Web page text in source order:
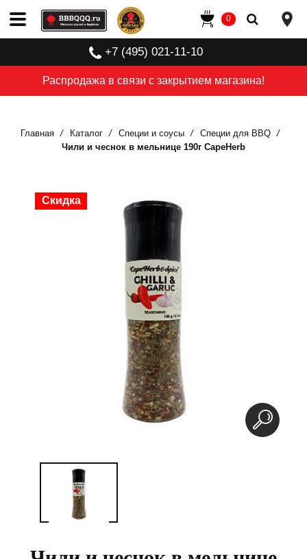
Распродажа в связи с закрытием магазина!
+7 (495) 021-11-10
0
Главная Каталог Специи и соусы
Специи для BBQ
Чили и чеснок в мельнице 190г CapeHerb
Скидка